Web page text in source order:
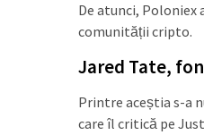
De atunci, Poloniex
comunității cripto.
Jared Tate,
Printre aceștia s-a
care îl critică pe